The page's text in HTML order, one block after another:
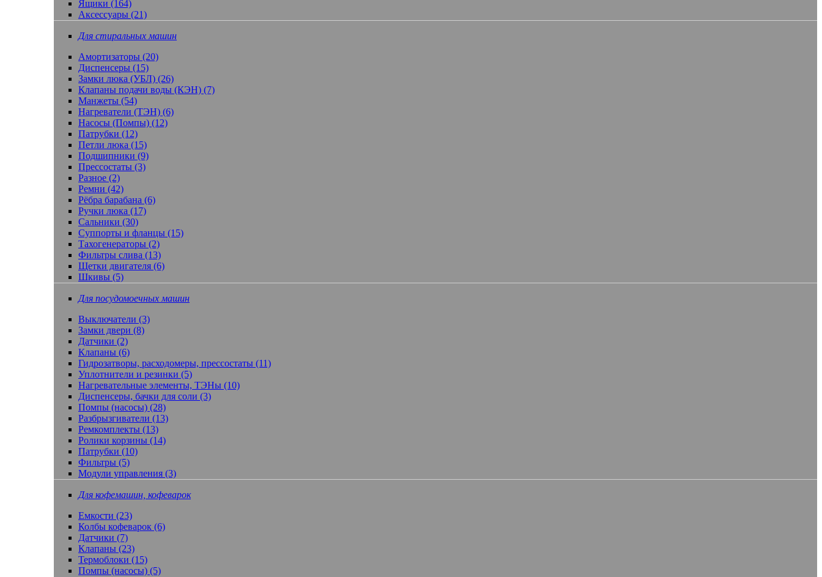
Ящики (164)
Аксессуары (21)
Для стиральных машин
Амортизаторы (20)
Диспенсеры (15)
Замки люка (УБЛ) (26)
Клапаны подачи воды (КЭН) (7)
Манжеты (54)
Нагреватели (ТЭН) (6)
Насосы (Помпы) (12)
Патрубки (12)
Петли люка (15)
Подшипники (9)
Прессостаты (3)
Разное (2)
Ремни (42)
Рёбра барабана (6)
Ручки люка (17)
Сальники (30)
Суппорты и фланцы (15)
Тахогенераторы (2)
Фильтры слива (13)
Щетки двигателя (6)
Шкивы (5)
Для посудомоечных машин
Выключатели (3)
Замки двери (8)
Датчики (2)
Клапаны (6)
Гидрозатворы, расходомеры, прессостаты (11)
Уплотнители и резинки (5)
Нагревательные элементы, ТЭНы (10)
Диспенсеры, бачки для соли (3)
Помпы (насосы) (28)
Разбрызгиватели (13)
Ремкомплекты (13)
Ролики корзины (14)
Патрубки (10)
Фильтры (5)
Модули управления (3)
Для кофемашин, кофеварок
Емкости (23)
Колбы кофеварок (6)
Датчики (7)
Клапаны (23)
Термоблоки (15)
Помпы (насосы) (5)